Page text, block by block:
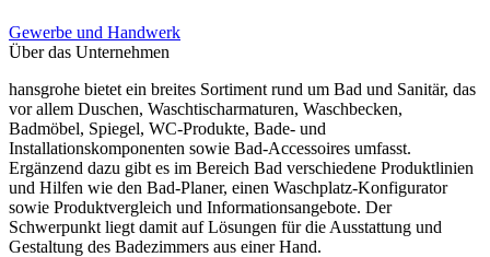
Gewerbe und Handwerk
Über das Unternehmen
hansgrohe bietet ein breites Sortiment rund um Bad und Sanitär, das
vor allem Duschen, Waschtischarmaturen, Waschbecken,
Badmöbel, Spiegel, WC-Produkte, Bade- und
Installationskomponenten sowie Bad-Accessoires umfasst.
Ergänzend dazu gibt es im Bereich Bad verschiedene Produktlinien
und Hilfen wie den Bad-Planer, einen Waschplatz-Konfigurator
sowie Produktvergleich und Informationsangebote. Der
Schwerpunkt liegt damit auf Lösungen für die Ausstattung und
Gestaltung des Badezimmers aus einer Hand.